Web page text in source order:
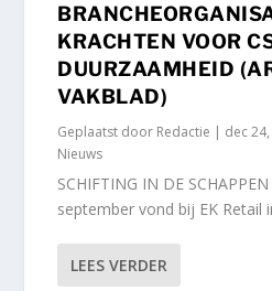
KRACHTEN VOOR
DUURZAAMHEID
VAKBLAD)
Geplaatst door Redactie | dec
Nieuws
SCHIFTING IN DE
september vond bij EK Retail
LEES VERDER